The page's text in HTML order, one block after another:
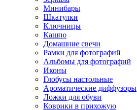
Минибары
Шкатулки
Ключницы
Кашпо
Домашние свечи
Рамки для фотографий
Альбомы для фотографий
Иконы
Глобусы настольные
Ароматические диффузоры
Ложки для обуви
Коврики в прихожую